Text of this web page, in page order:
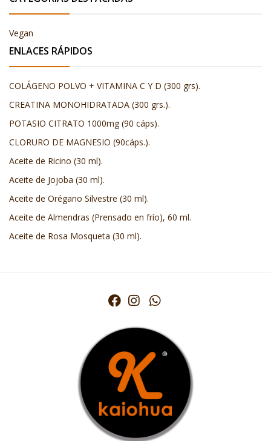
Vegan
ENLACES RÁPIDOS
COLÁGENO POLVO + VITAMINA C Y D (300 grs).
CREATINA MONOHIDRATADA (300 grs.).
POTASIO CITRATO 1000mg (90 cáps).
CLORURO DE MAGNESIO (90cáps.).
Aceite de Ricino (30 ml).
Aceite de Jojoba (30 ml).
Aceite de Orégano Silvestre (30 ml).
Aceite de Almendras (Prensado en frío), 60 ml.
Aceite de Rosa Mosqueta (30 ml).